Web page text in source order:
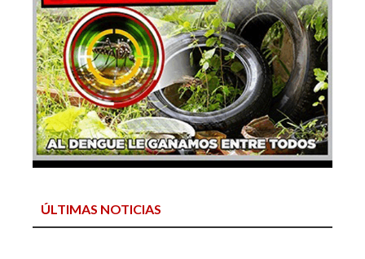
ÚLTIMAS NOTICIAS